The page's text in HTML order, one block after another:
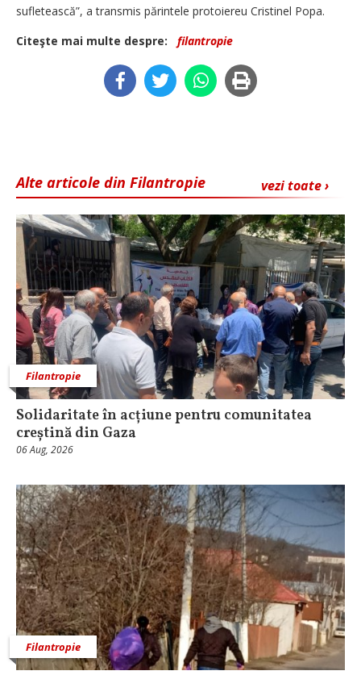
sufletească”, a transmis părintele protoiereu Cristinel Popa.
Citeşte mai multe despre:
filantropie
vezi toate ›
Alte articole din Filantropie
Filantropie
Solidaritate în acțiune pentru comunitatea
creștină din Gaza
06 Aug, 2026
Filantropie